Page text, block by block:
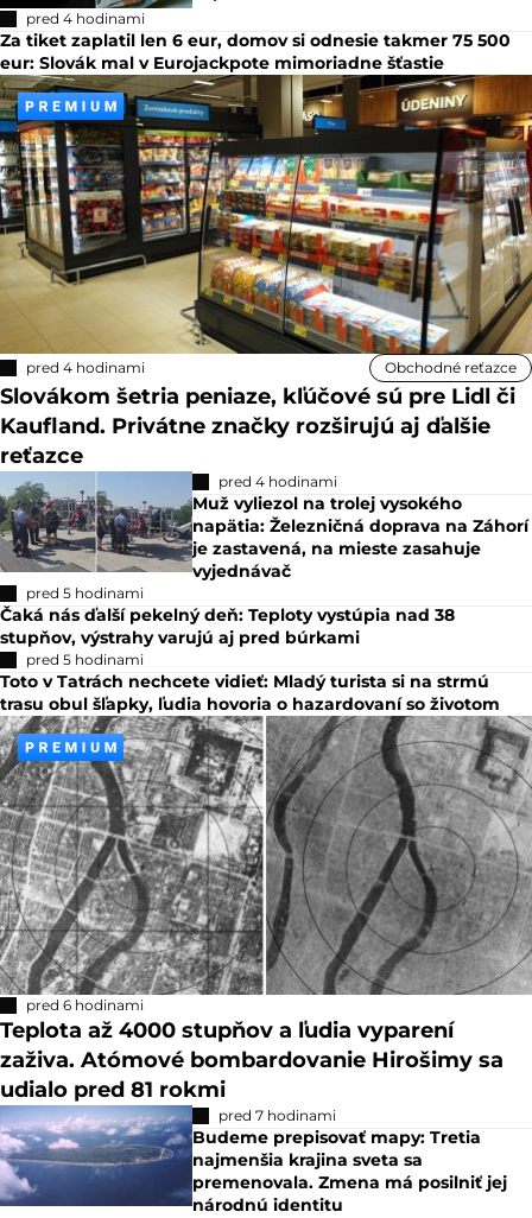
pred 4 hodinami
Za tiket zaplatil len 6 eur, domov si odnesie takmer 75 500
eur: Slovák mal v Eurojackpote mimoriadne šťastie
pred 4 hodinami Obchodné reťazce
Slovákom šetria peniaze, kľúčové sú pre Lidl či
Kaufland. Privátne značky rozširujú aj ďalšie
reťazce
pred 4 hodinami
Muž vyliezol na trolej vysokého
napätia: Železničná doprava na Záhorí
je zastavená, na mieste zasahuje
vyjednávač
pred 5 hodinami
Čaká nás ďalší pekelný deň: Teploty vystúpia nad 38
stupňov, výstrahy varujú aj pred búrkami
pred 5 hodinami
Toto v Tatrách nechcete vidieť: Mladý turista si na strmú
trasu obul šľapky, ľudia hovoria o hazardovaní so životom
pred 6 hodinami
Teplota až 4000 stupňov a ľudia vyparení
zaživa. Atómové bombardovanie Hirošimy sa
udialo pred 81 rokmi
pred 7 hodinami
Budeme prepisovať mapy: Tretia
najmenšia krajina sveta sa
premenovala. Zmena má posilniť jej
národnú identitu